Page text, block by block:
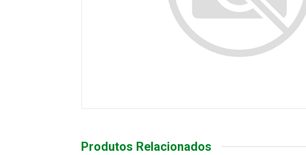
Produtos Relacionados